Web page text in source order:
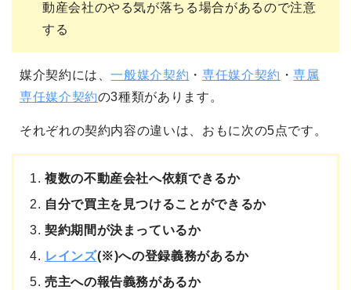
動産会社のやる気が落ちる場合があるので注意
する
媒介契約には、一般媒介契約 ・ 専任媒介契約 ・専属
専任媒介契約の3種類があります。
それぞれの契約内容の違いは、おもに次の5点です。
複数の不動産会社へ依頼できるか
自分で買主を見つけることができるか
契約期間が決まっているか
レインズ(※)への登録義務があるか
売主への報告義務があるか